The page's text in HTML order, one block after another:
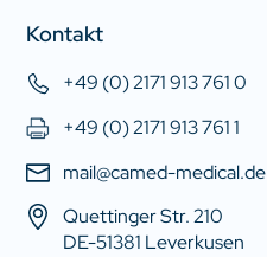
Kontakt
+49 (0) 2171 913 761 0
+49 (0) 2171 913 761 1
mail@camed-medical.de
Quettinger Str. 210
DE-51381 Leverkusen